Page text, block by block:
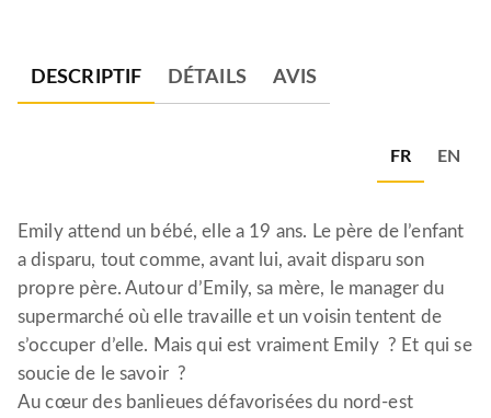
DESCRIPTIF DÉTAILS AVIS
FR EN
Emily attend un bébé, elle a 19 ans. Le père de l’enfant
a disparu, tout comme, avant lui, avait disparu son
propre père. Autour d’Emily, sa mère, le manager du
supermarché où elle travaille et un voisin tentent de
s’occuper d’elle. Mais qui est vraiment Emily ? Et qui se
soucie de le savoir ?
Au cœur des banlieues défavorisées du nord-est